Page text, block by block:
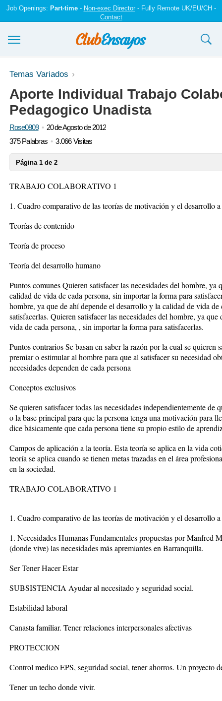
Job Openings: Part-time- Non-exec Director- Fully Remote UK/EU/CH -
Contact
Ensayos y trabajos
Registrarse
Iniciar sesión
Temas Variados
Aporte Individual Trabajo
Pedagogico Unadista
Rose0809
20 de Agosto de 2012
375 Palabras
3.066 Visitas
Página 1 de 2
TRABAJO COLABORATIVO 1
1. Cuadro comparativo de las teorías de motivación y el desarrollo
Teorías de contenido
Teoría de proceso
Teoría del desarrollo humano
Puntos comunes Quieren satisfacer las necesidades del hombre, ya
calidad de vida de cada persona, sin importar la forma para
hombre, ya que de ahí depende el desarrollo y la calidad de vida
satisfacerlas. Quieren satisfacer las necesidades del hombre, ya
vida de cada persona, , sin importar la forma para satisfacerlas.
Puntos contrarios Se basan en saber la razón por la cual se quieren
premiar o estimular al hombre para que al satisfacer su necesidad
necesidades dependen de cada persona
Conceptos exclusivos
Se quieren satisfacer todas las necesidades independientemente de
o la base principal para que la persona tenga una motivación para
dice básicamente que cada persona tiene su propio estilo de
Campos de aplicación a la teoría. Esta teoría se aplica en la vida
teoría se aplica cuando se tienen metas trazadas en el área
en la sociedad.
TRABAJO COLABORATIVO 1
1. Cuadro comparativo de las teorías de motivación y el desarrollo
1. Necesidades Humanas Fundamentales propuestas por Manfred
(donde vive) las necesidades más apremiantes en Barranquilla.
Ser Tener Hacer Estar
SUBSISTENCIA Ayudar al necesitado y seguridad social.
Estabilidad laboral
Canasta familiar. Tener relaciones interpersonales afectivas
PROTECCION
Control medico EPS, seguridad social, tener ahorros. Un proyecto
Tener un techo donde vivir.